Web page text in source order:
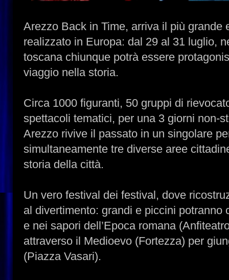
Arezzo Back in Time, arriva il più grande
realizzato in Europa: dal 29 al 31 luglio,
toscana chiunque potrà essere
viaggio nella storia.
Circa 1000 figuranti, 50 gruppi di
spettacoli tematici, per una 3 giorni non-
Arezzo rivive il passato in un singolare
simultaneamente tre diverse aree
storia della città.
Un vero festival dei festival, dove
al divertimento: grandi e piccini potranno
e nei sapori dell’Epoca romana
attraverso il Medioevo (Fortezza) per
(Piazza Vasari).